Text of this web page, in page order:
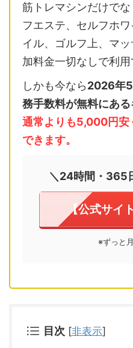
筋トレマシンだけで
フエステ、セルフホ
イル、ゴルフ上、マ
加料金一切なしで利用
しかも今なら2026年5
務手数料が無料にある
通常よりも5,000円安
できます。
＼24時間・365
【公式サイ
※ずっと
目次 [非表示]